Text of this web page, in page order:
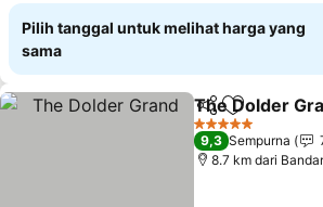
Pilih tanggal untuk melihat harga yang
sama
Bagikan
The Dolder
5 Bintang
9,3 Sempurna
8.7 km dari